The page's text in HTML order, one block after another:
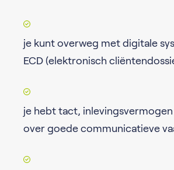
je kunt overweg met digitale
ECD (elektronisch
je hebt tact,
over goede communicatieve